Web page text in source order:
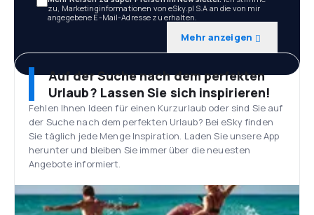
zu, Marketinginformationen von eSky.pl S.A an die von mir
angegebene E-Mail-Adresse zu erhalten.
Mehr anzeigen
Auf der Suche nach dem perfekten
Urlaub? Lassen Sie sich inspirieren!
Fehlen Ihnen Ideen für einen Kurzurlaub oder sind Sie auf
der Suche nach dem perfekten Urlaub? Bei eSky finden
Sie täglich jede Menge Inspiration. Laden Sie unsere App
herunter und bleiben Sie immer über die neuesten
Angebote informiert.